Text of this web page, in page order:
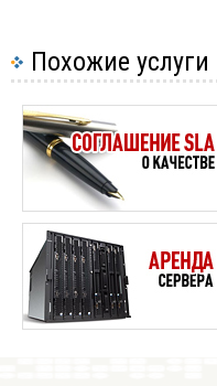
Похожие услуги